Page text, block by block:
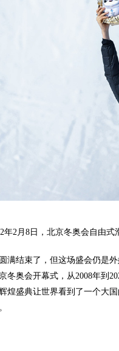
年2月8日，北京冬奥会自由
满结束了，但这场盛会仍是
冬奥会开幕式，从2008年到
煌盛典让世界看到了一个大